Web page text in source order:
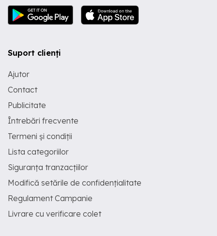
Suport clienți
Ajutor
Contact
Publicitate
Întrebări frecvente
Termeni și condiții
Lista categoriilor
Siguranța tranzacțiilor
Modifică setările de confidențialitate
Regulament Campanie
Livrare cu verificare colet